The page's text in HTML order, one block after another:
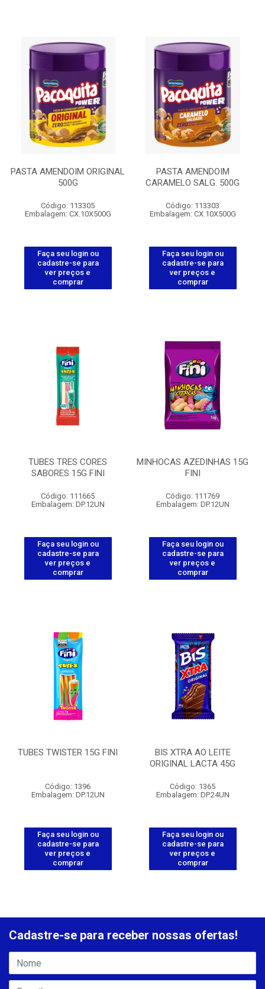
PASTA AMENDOIM ORIGINAL
500G
Código: 113305
Embalagem: CX.10X500G
Faça seu login ou
cadastre-se para
ver preços e
comprar
PASTA AMENDOIM
CARAMELO SALG. 500G
Código: 113303
Embalagem: CX.10X500G
Faça seu login ou
cadastre-se para
ver preços e
comprar
TUBES TRES CORES
SABORES 15G FINI
Código: 111665
Embalagem: DP.12UN
Faça seu login ou
cadastre-se para
ver preços e
comprar
MINHOCAS AZEDINHAS 15G
FINI
Código: 111769
Embalagem: DP.12UN
Faça seu login ou
cadastre-se para
ver preços e
comprar
TUBES TWISTER 15G FINI
Código: 1396
Embalagem: DP.12UN
Faça seu login ou
cadastre-se para
ver preços e
comprar
BIS XTRA AO LEITE
ORIGINAL LACTA 45G
Código: 1365
Embalagem: DP.24UN
Faça seu login ou
cadastre-se para
ver preços e
comprar
Cadastre-se para receber nossas ofertas!